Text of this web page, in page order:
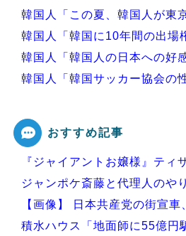
韓国人「この夏、韓国人が東
韓国人「韓国に10年間の出場
韓国人「韓国人の日本への好
韓国人「韓国サッカー協会の
Powered by livedoor 相互RSS
おすすめ記事
『ジャイアントお嬢様』ティ
ジャンポケ斎藤と代理人のや
【画像】 日本共産党の街宣車
積水ハウス「地面師に55億円